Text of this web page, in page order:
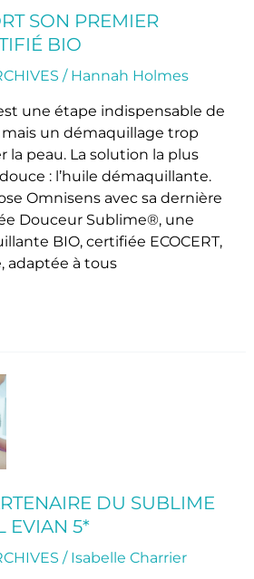
SON PREMIER
BIO
/ Hannah Holmes
une étape indispensable de
un démaquillage trop
la peau. La solution la plus
: l’huile démaquillante.
Omnisens avec sa dernière
Douceur Sublime®, une
BIO, certifiée ECOCERT,
adaptée à tous
DU SUBLIME
EVIAN 5*
/ Isabelle Charrier